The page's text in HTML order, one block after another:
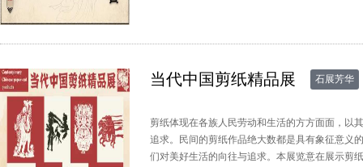
当代中国剪纸精品展 石展芳华
剪纸体现在各族人民劳动和生活的方方面面，以
追求。民间的剪纸作品绝大数都是具有象征意义
们对美好生活的向往与追求。本展览意在展示剪